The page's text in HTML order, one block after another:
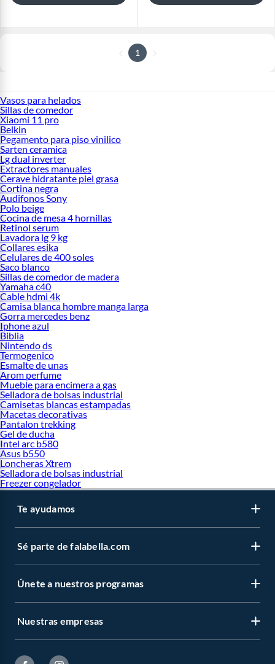
1
Vasos para helados
Sillas de comedor
Xiaomi 11 pro
Belkin
Pegamento para piso vinilico
Sarten ceramica
Lg dual inverter
Extractores manuales
Cerave hidratante piel grasa
Cortina negra
Audifonos Sony
Polo beige
Cocina de mesa 4 hornillas
Retinol serum
Lavadora lg 9 kg
Collares esika
Celulares de 400 soles
Saco blanco
Sillas de comedor de madera
Yamaha c40
Cable hdmi 4k
Camisa blanca hombre manga larga
Gorra mercedes benz
Iphone azul
Biblia
Nintendo ds
Termogenico
Esmalte de unas
Arom perfume
Mueble para encimera a gas
Selladora de bolsas industrial
Camisetas blancas estampadas
Macetas decorativas
Pantalon trekking
Gel de ducha
Intel arc b580
Asus b550
Loncheras Xtrem
Selladora de bolsas industrial
Freezer congelador
Te ayudamos
Sé parte de falabella.com
Únete a nuestros programas
Nuestras empresas